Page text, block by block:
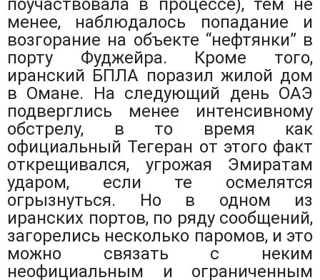
поучаствовала в процессе), тем не
менее, наблюдалось попадание и
возгорание на объекте “нефтянки” в
порту Фуджейра. Кроме того,
иранский БПЛА поразил жилой дом
в Омане. На следующий день ОАЭ
подверглись менее интенсивному
обстрелу, в то время как
официальный Тегеран от этого факт
открещивался, угрожая Эмиратам
ударом, если те осмелятся
огрызнуться. Но в одном из
иранских портов, по ряду сообщений,
загорелись несколько паромов, и это
можно связать с неким
неофициальным и ограниченным